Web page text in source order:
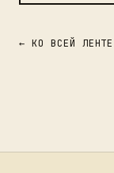
← КО ВСЕЙ ЛЕНТЕ